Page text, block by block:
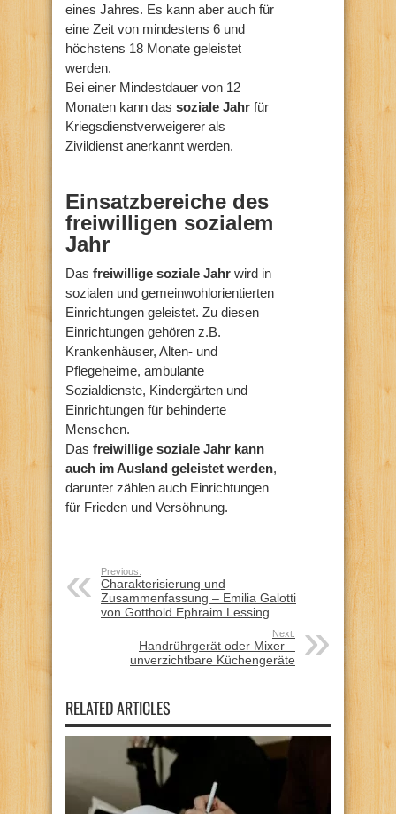
eines Jahres. Es kann aber auch für
eine Zeit von mindestens 6 und
höchstens 18 Monate geleistet
werden.
Bei einer Mindestdauer von 12
Monaten kann das soziale Jahr für
Kriegsdienstverweigerer als
Zivildienst anerkannt werden.
Einsatzbereiche des
freiwilligen sozialem
Jahr
Das freiwillige soziale Jahr wird in
sozialen und gemeinwohlorientierten
Einrichtungen geleistet. Zu diesen
Einrichtungen gehören z.B.
Krankenhäuser, Alten- und
Pflegeheime, ambulante
Sozialdienste, Kindergärten und
Einrichtungen für behinderte
Menschen.
Das freiwillige soziale Jahr kann
auch im Ausland geleistet werden,
darunter zählen auch Einrichtungen
für Frieden und Versöhnung.
Previous:
Charakterisierung und
Zusammenfassung – Emilia Galotti
von Gotthold Ephraim Lessing
Next:
Handrührgerät oder Mixer –
unverzichtbare Küchengeräte
RELATED ARTICLES